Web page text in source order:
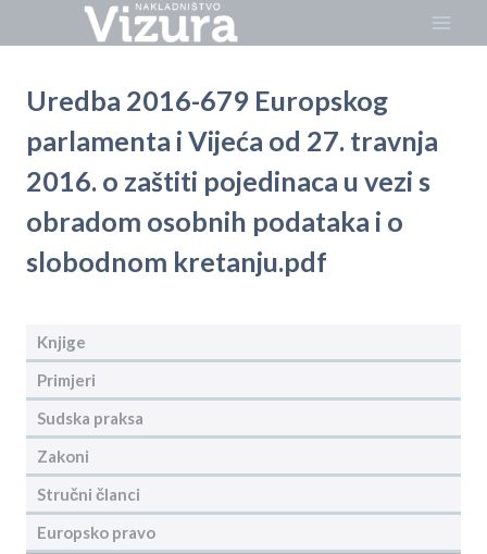
Uredba 2016-679 Europskog
parlamenta i Vijeća od 27. travnja
2016. o zaštiti pojedinaca u vezi s
obradom osobnih podataka i o
slobodnom kretanju.pdf
Knjige
Primjeri
Sudska praksa
Zakoni
Stručni članci
Europsko pravo